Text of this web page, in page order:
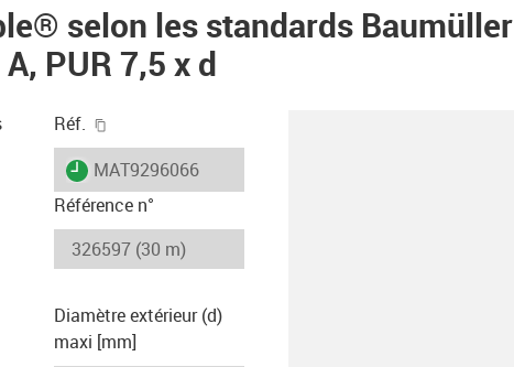
selon les standards Baumüller
PUR 7,5 x d
Réf.
igus-icon-lieferzeit
MAT9296066
Référence n°
Diamètre extérieur (d)
maxi [mm]